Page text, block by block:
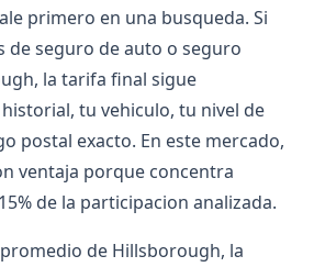
primero en una busqueda. Si
de seguro de auto o seguro
la tarifa final sigue
tu vehiculo, tu nivel de
postal exacto. En este mercado,
ventaja porque concentra
de la participacion analizada.
de Hillsborough, la